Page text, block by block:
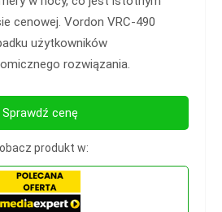
cenowej. Vordon VRC-490
użytkowników
rozwiązania.
Sprawdź cenę
produkt w: